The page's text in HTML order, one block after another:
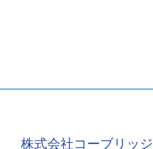
株式会社コーブリッジ